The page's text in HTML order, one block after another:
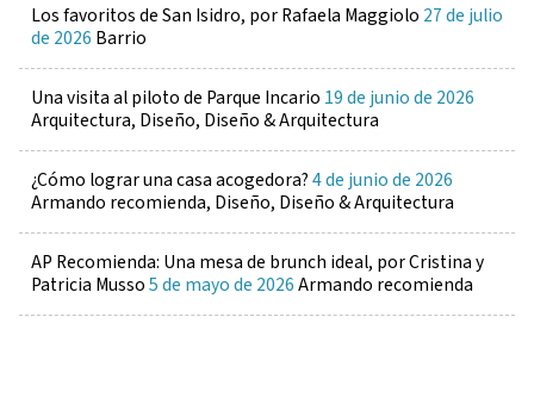
Los favoritos de San Isidro, por Rafaela Maggiolo 27 de julio
de 2026 Barrio
Una visita al piloto de Parque Incario 19 de junio de 2026
Arquitectura, Diseño, Diseño & Arquitectura
¿Cómo lograr una casa acogedora?4 de junio de 2026
Armando recomienda, Diseño, Diseño & Arquitectura
AP Recomienda: Una mesa de brunch ideal, por Cristina y
Patricia Musso5 de mayo de 2026Armando recomienda